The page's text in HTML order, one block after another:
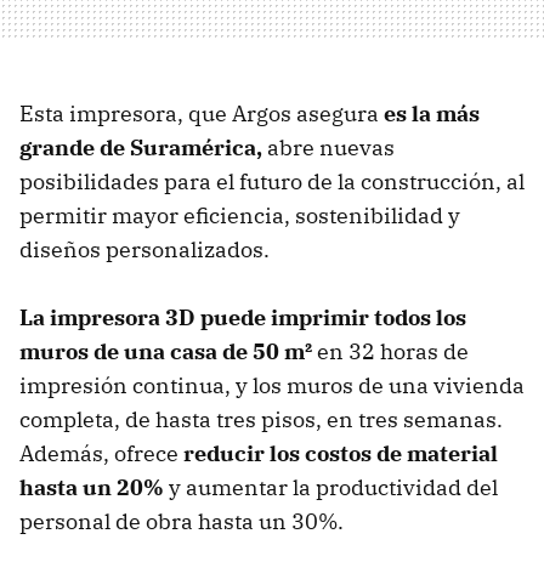
Esta impresora, que Argos asegura es la más
grande de Suramérica, abre nuevas
posibilidades para el futuro de la construcción, al
permitir mayor eficiencia, sostenibilidad y
diseños personalizados.
La impresora 3D puede imprimir todos los
muros de una casa de 50 m²en 32 horas de
impresión continua, y los muros de una vivienda
completa, de hasta tres pisos, en tres semanas.
Además, ofrece reducir los costos de material
hasta un 20% y aumentar la productividad del
personal de obra hasta un 30%.